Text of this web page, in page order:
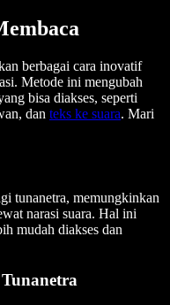
berbagai cara inovatif
Metode ini mengubah
bisa diakses, seperti
dan teks ke suara. Mari
tunanetra, memungkinkan
narasi suara. Hal ini
mudah diakses dan